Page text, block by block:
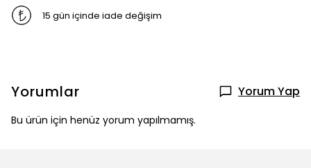
15 gün içinde iade değişim
Yorumlar Yorum Yap
Bu ürün için henüz yorum yapılmamış.